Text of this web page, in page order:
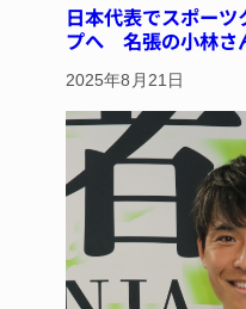
日本代表でスポー
プへ 名張の小林さ
2025年8月21日